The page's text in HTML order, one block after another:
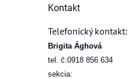
Kontakt
Telefonický kontakt:
Brigita Ághová
tel. č:0918 856 634
sekcia: